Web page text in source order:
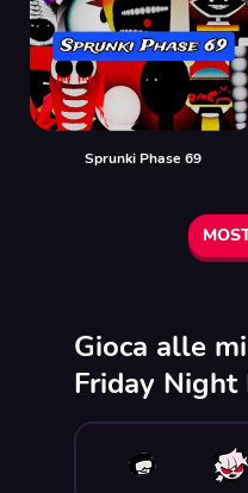
Sprunki Phase 69
Gioca alle
Friday Night